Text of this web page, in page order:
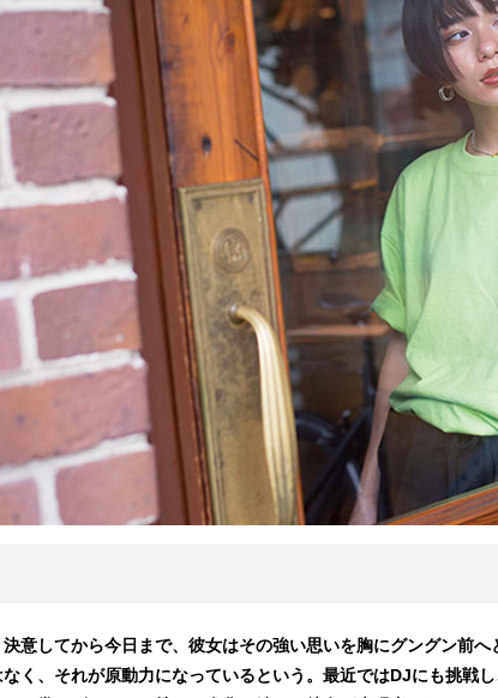
決意してから今日まで、彼女はその強い思いを胸にグングン前
く、それが原動力になっているという。最近ではDJにも挑戦